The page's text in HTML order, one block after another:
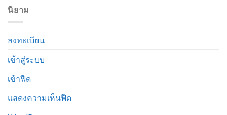
นิยาม
ลงทะเบียน
เข้าสู่ระบบ
เข้าฟีด
แสดงความเห็นฟีด